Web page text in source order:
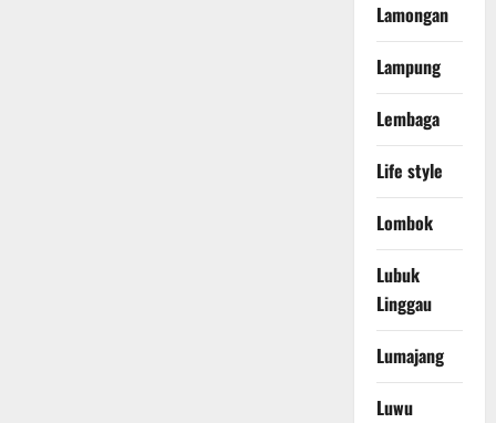
Lamongan
Lampung
Lembaga
Life style
Lombok
Lubuk
Linggau
Lumajang
Luwu